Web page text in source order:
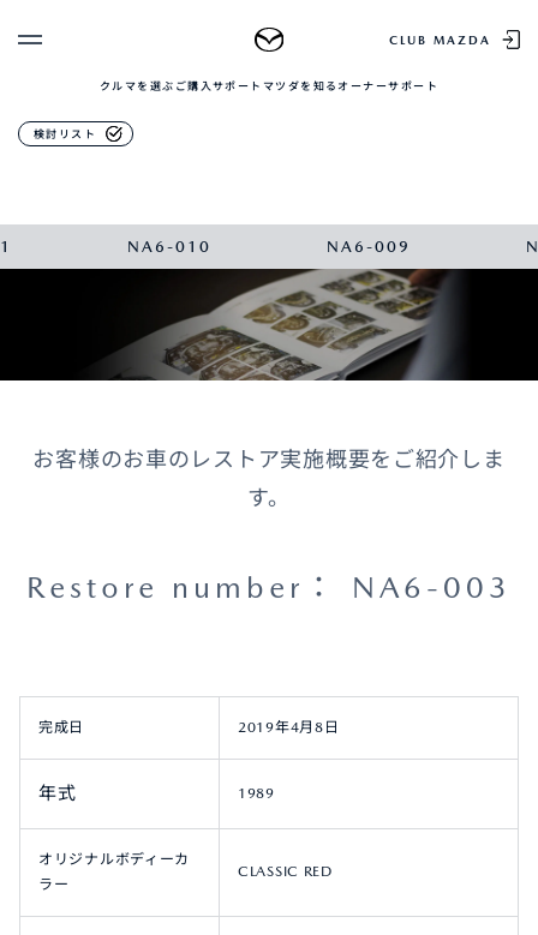
CLUB MAZDA
クルマを選ぶ ご購入サポート マツダを知る オーナーサポート
検討リスト
クルマ購入ガイド
カンタン見積り
販売店検索
オーナーサポート
中古車
リコール情報
ニュースルーム
CLUB MAZDAとは
登録情報の変更
お知らせ配信の登録・解除
マツダのレストアサービス
レストア完成車レコード
NA6-010 NA6-009
お客様のお車のレストア実施概要をご紹介しま
す。
Restore number： NA6-003
完成日 2019年4月8日
年式 1989
オリジナルボディーカ
ラー
CLASSIC RED